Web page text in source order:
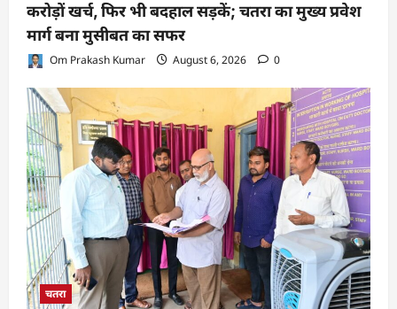
करोड़ों खर्च, फिर भी बदहाल सड़कें; चतरा का मुख्य प्रवेश
मार्ग बना मुसीबत का सफर
Om Prakash Kumar August 6, 2026 0
चतरा